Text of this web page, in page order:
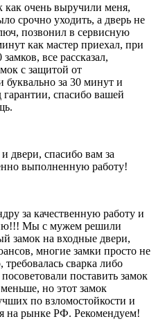
как очень выручили меня,
срочно уходить, а дверь не
позвонил в сервисную
как мастер приехал, при
все рассказал,
с защитой от
за 30 минут и
спасибо вашей
двери, спасибо вам за
выполненную работу!
за качественную работу и
Мы с мужем решили
замок на входные двери,
многие замки просто не
сварка либо
поставить замок
но этот замок
по взломостойкости и
на рынке РФ. Рекомендуем!